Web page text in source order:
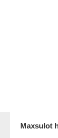
Maxsulot